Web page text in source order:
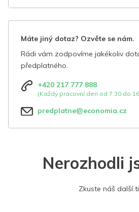
Máte jiný dotaz? Ozvěte se nám.
Rádi vám zodpovíme jakékoliv
předplatného.
+420 217 777 888
(Každý pracovní den od 7:30 do
predplatne@economia.cz
Nerozhodli
Zkuste náš další